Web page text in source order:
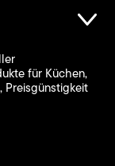
für Küchen,
Preisgünstigkeit